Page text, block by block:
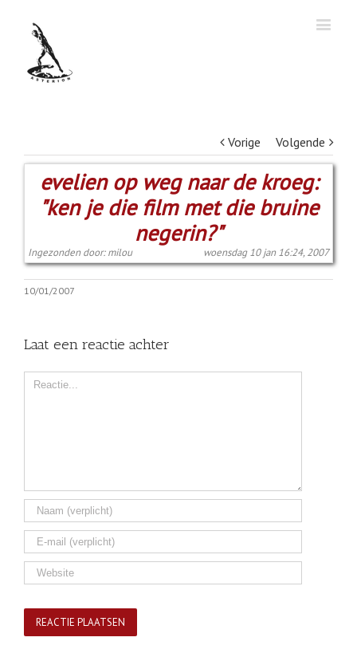
Vorige Volgende
evelien op weg naar de kroeg:
"ken je die film met die bruine
negerin?"
Ingezonden door: milou woensdag 10 jan 16:24, 2007
10/01/2007
Laat een reactie achter
Comment